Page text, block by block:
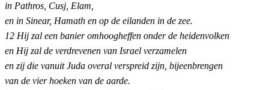
in Pathros, Cusj, Elam,
en in Sinear, Hamath en op de eilanden in de zee.
12 Hij zal een banier omhoogheffen onder de heidenvolken
en Hij zal de verdrevenen van Israel verzamelen
en zij die vanuit Juda overal verspreid zijn, bijeenbrengen
van de vier hoeken van de aarde.